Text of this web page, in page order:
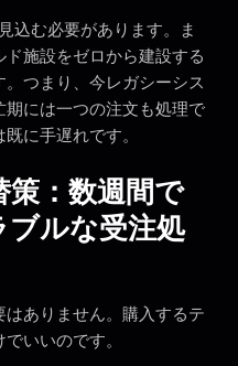
込む必要があります。ま
施設をゼロから建設する
つまり、今レガシーシス
には一つの注文も処理で
に手遅れです。
：数週間で
ルな受注処
ありません。購入するテ
いいのです。